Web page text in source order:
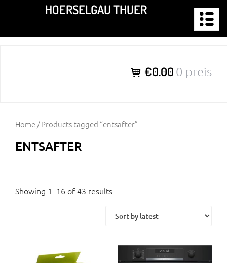
springen
HOERSELGAU THUER
€0.00 0 preis
Home/ Products tagged “entsafter”
ENTSAFTER
Showing 1–16 of 43 results